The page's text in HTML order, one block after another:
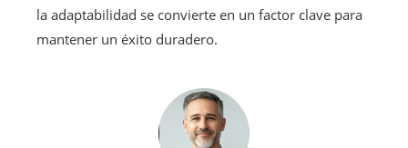
la adaptabilidad se convierte en un factor clave para
mantener un éxito duradero.